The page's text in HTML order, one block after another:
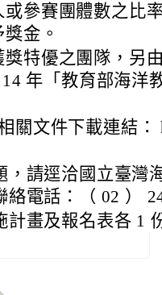
或參賽團體數之比
金。
獎特優之團隊，另
年「教育部海洋
關文件下載連結
，請逕洽國立臺灣
絡電話：（ 02 ）
計畫及報名表各 1